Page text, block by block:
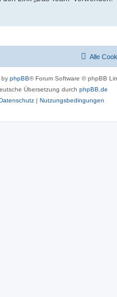
Alle
by phpBB® Forum Software © phpBB
Übersetzung durch phpBB.de
| Nutzungsbedingungen